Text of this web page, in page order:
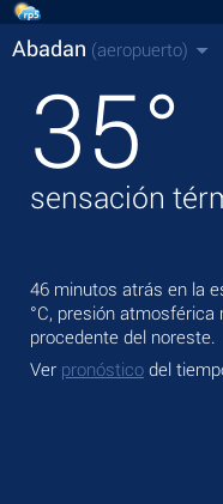
Abadan (aeropuerto)
35°
sensación
46 minutos atrás en la
°C, presión atmosférica
procedente del noreste.
Ver pronóstico del